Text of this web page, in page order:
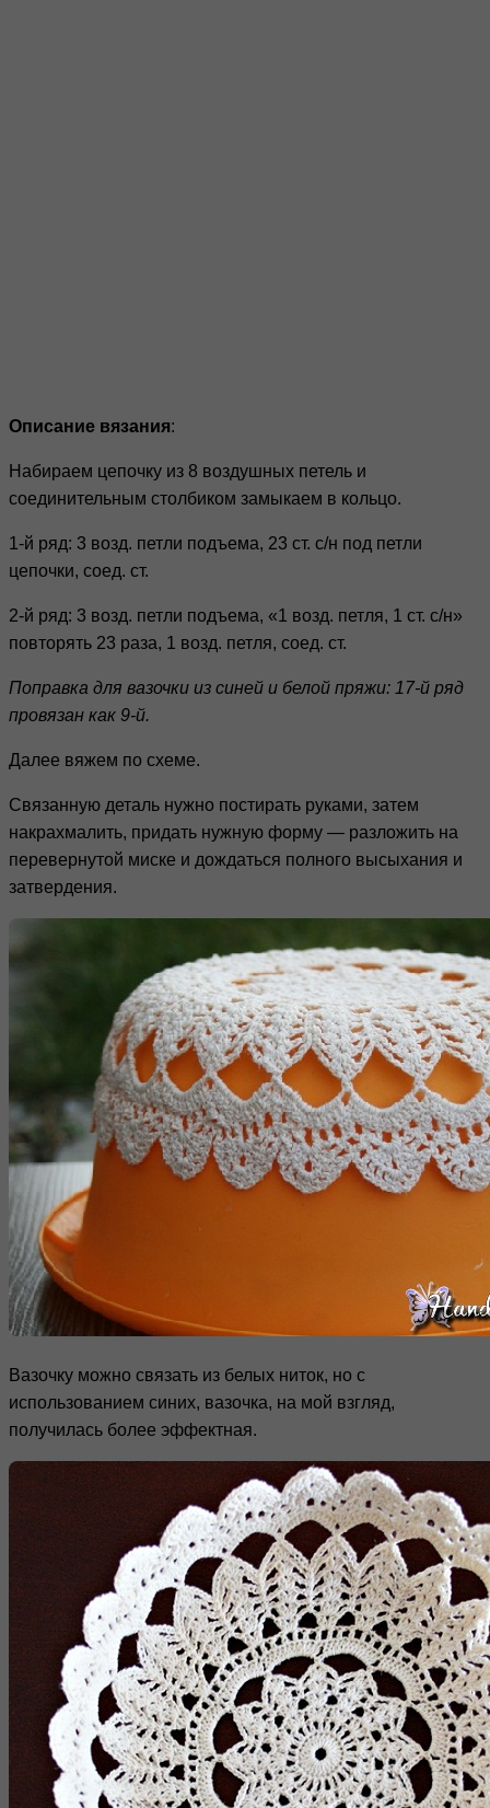
Описание вязания:
Набираем цепочку из 8 воздушных петель и
соединительным столбиком замыкаем в кольцо.
1-й ряд: 3 возд. петли подъема, 23 ст. с/н под петли
цепочки, соед. ст.
2-й ряд: 3 возд. петли подъема, «1 возд. петля, 1 ст. с/н»
повторять 23 раза, 1 возд. петля, соед. ст.
Поправка для вазочки из синей и белой пряжи: 17-й ряд
провязан как 9-й.
Далее вяжем по схеме.
Связанную деталь нужно постирать руками, затем
накрахмалить, придать нужную форму — разложить на
перевернутой миске и дождаться полного высыхания и
затвердения.
Вазочку можно связать из белых ниток, но с
использованием синих, вазочка, на мой взгляд,
получилась более эффектная.